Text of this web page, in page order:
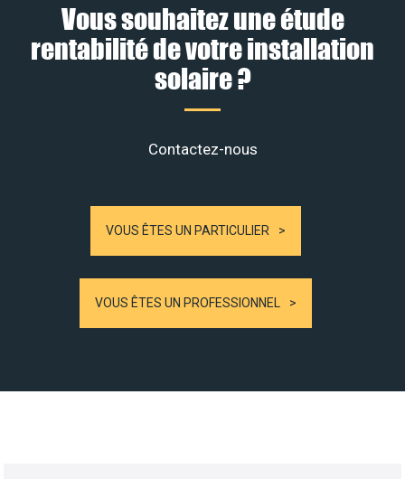
Vous souhaitez une étude
rentabilité de votre installation
solaire ?
Contactez-nous
VOUS ÊTES UN PARTICULIER
VOUS ÊTES UN PROFESSIONNEL